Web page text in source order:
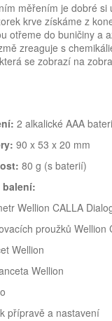
měřením je dobré
krve získáme z
otřeme do buničiny a
zreaguje s
se zobrazí na
2 alkalické AAA
90 x 53 x 20 mm
80 g (s baterií)
balení:
Wellion CALLA
proužků Wellion
Wellion
Wellion
přípravě a nastavení